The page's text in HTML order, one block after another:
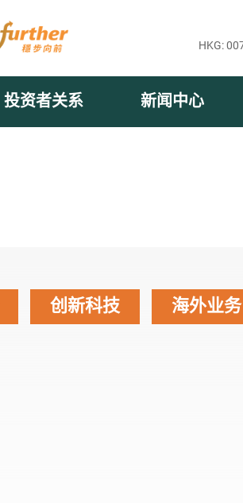
投资者关系 新闻中心
创新科技 海外业务